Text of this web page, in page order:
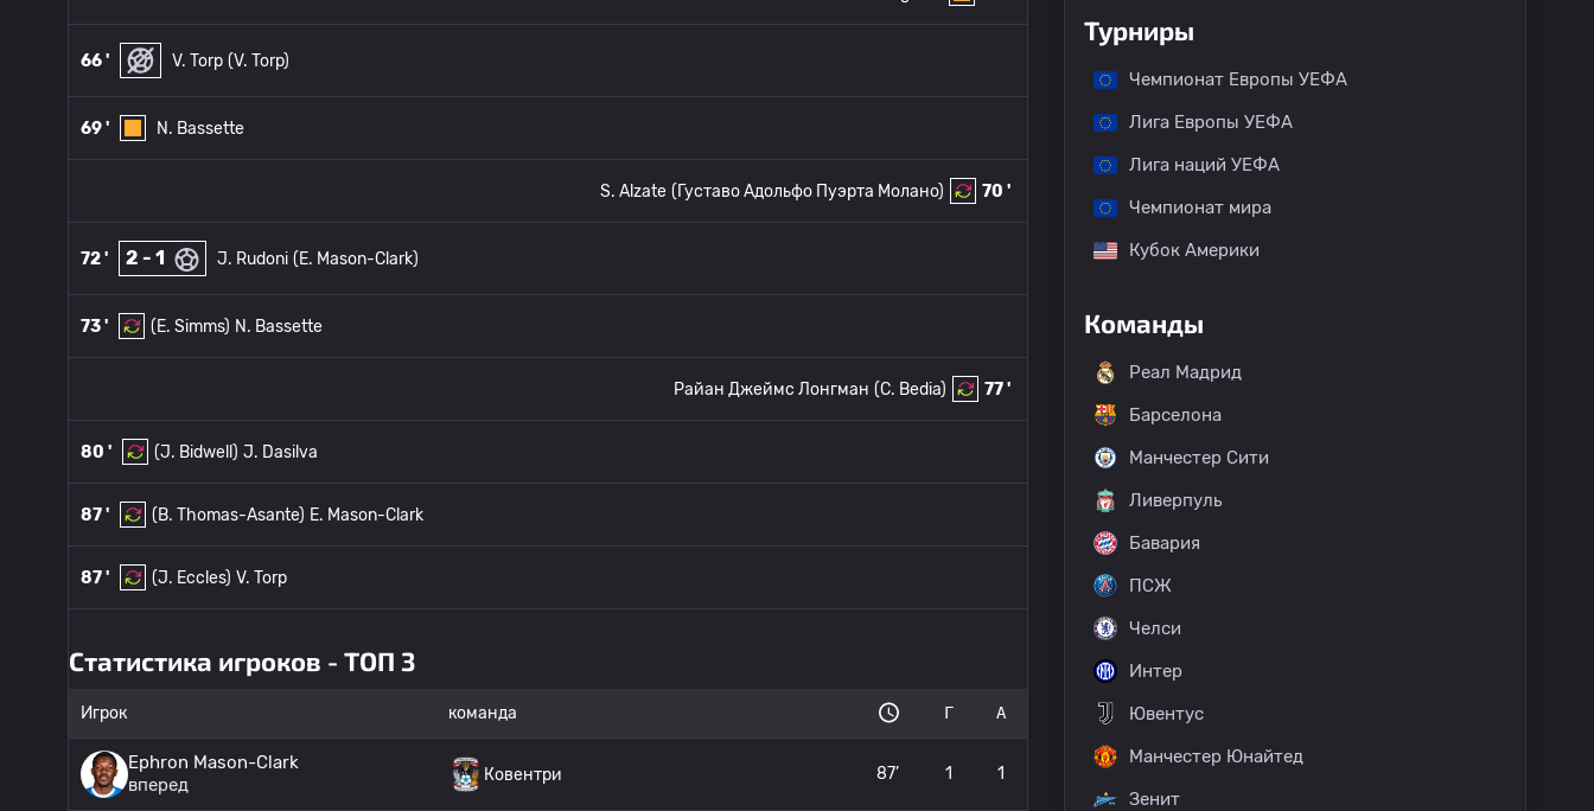
66 ' V. Torp (V. Torp)
69 ' N. Bassette
70 '
(Густаво Адольфо Пуэрта Молано)
S. Alzate
72 ' 2 - 1 J. Rudoni (E. Mason-Clark)
73 ' (E. Simms) N. Bassette
77 '
(C. Bedia)
Райан Джеймс Лонгман
80 ' (J. Bidwell) J. Dasilva
87 ' (B. Thomas-Asante) E. Mason-Clark
87 ' (J. Eccles) V. Torp
Статистика игроков - ТОП 3
Игрок команда Г А
Ephron Mason-Clark
вперед
Ковентри 87’ 1 1
Турниры
Чемпионат Европы УЕФА
Лига Европы УЕФА
Лига наций УЕФА
Чемпионат мира
Кубок Америки
Команды
Реал Мадрид
Барселона
Манчестер Сити
Ливерпуль
Бавария
ПСЖ
Челси
Интер
Ювентус
Манчестер Юнайтед
Зенит